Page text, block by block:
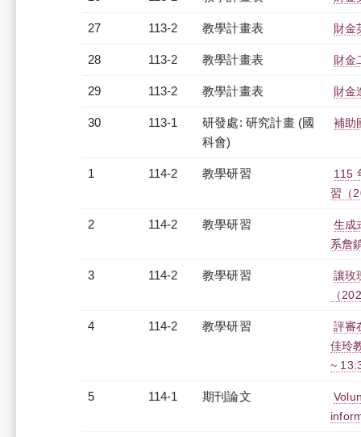
27 113-2 教學計畫表 財金
28 113-2 教學計畫表 財金
29 113-2 教學計畫表 財金
30 113-1
研發處: 研究計畫 (國
科會)
補助
1 114-2 教學研習
115
習（
2 114-2 教學研習
生成
系詹
3 114-2 教學研習
讓玫
（
4 114-2 教學研習
評審
佳玲
~
5 114-1 期刊論文